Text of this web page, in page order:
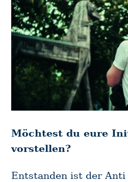
Möchtest du eure
vorstellen?
Entstanden ist der Anti